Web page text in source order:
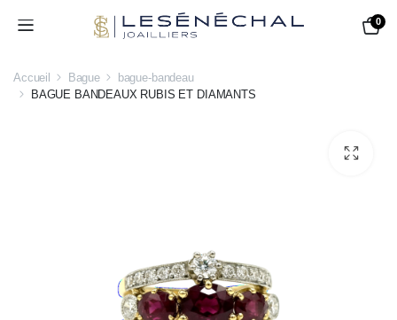
0
Accueil Bague
bague-bandeau
BAGUE BANDEAUX RUBIS ET DIAMANTS